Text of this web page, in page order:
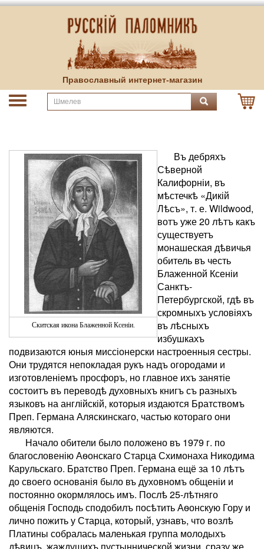
Православный интернет-магазин
Скитская икона Блаженной Ксенiи.
Въ дебряхъ
Сѣверной
Калифорніи, въ
мѣстечкѣ «Дикій
Лѣсъ», т. е. Wildwood,
вотъ уже 20 лѣтъ какъ
существуетъ
монашеская дѣвичья
обитель въ честь
Блаженной Ксеніи
Санктъ-
Петербургской, гдѣ въ
скромныхъ условіяхъ
въ лѣсныхъ
избушкахъ
подвизаются юныя миссіонерски настроенныя сестры.
Они трудятся непокладая рукъ надъ огородами и
изготовленіемъ просфоръ, но главное ихъ занятіе
состоитъ въ переводѣ духовныхъ книгъ съ разныхъ
языковъ на англійскій, которыя издаются Братствомъ
Преп. Германа Аляскинскаго, частью котораго они
являются.
Начало обители было положено въ 1979 г. по
благословенію Аѳонскаго Старца Схимонаха Никодима
Карульскаго. Братство Преп. Германа ещё за 10 лѣтъ
до своего основанія было въ духовномъ общеніи и
постоянно окормлялось имъ. Послѣ 25-лѣтняго
общенія Господь сподобилъ посѣтить Аѳонскую Гору и
лично пожить у Старца, который, узнавъ, что возлѣ
Платины собралась маленькая группа молодыхъ